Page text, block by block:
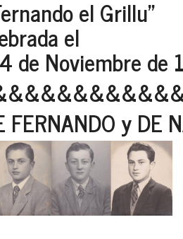
el Grillu"
el
de Noviembre de
FERNANDO y DE